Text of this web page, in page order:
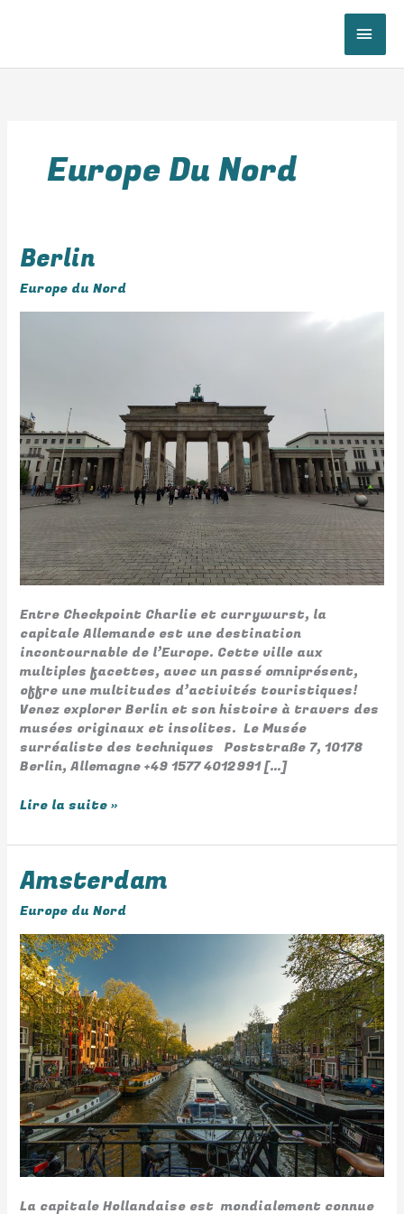
Europe Du Nord
Berlin
Europe du Nord
Entre Checkpoint Charlie et currywurst, la
capitale Allemande est une destination
incontournable de l’Europe. Cette ville aux
multiples facettes, avec un passé omniprésent,
offre une multitudes d’activités touristiques!
Venez explorer Berlin et son histoire à travers des
musées originaux et insolites. Le Musée
surréaliste des techniques Poststraße 7, 10178
Berlin, Allemagne +49 1577 4012991 […]
Berlin
Lire la suite »
Amsterdam
Europe du Nord
La capitale Hollandaise est mondialement connue
Amsterdam